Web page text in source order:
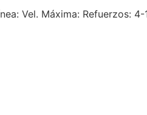
Vel. Máxima: Refuerzos: 4-